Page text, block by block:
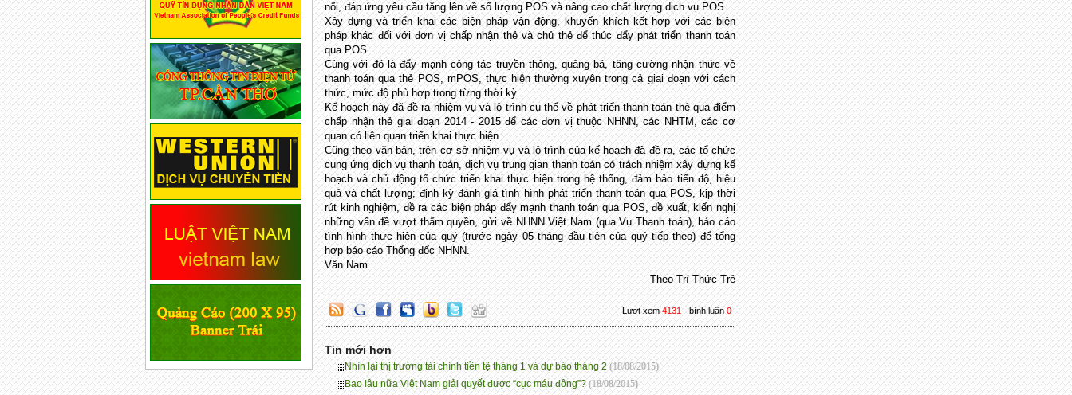
nối, đáp ứng yêu cầu tăng lên về số lượng POS và nâng cao chất lượng dịch vụ POS.
Xây dựng và triển khai các biện pháp vận động, khuyến khích kết hợp với các biện
pháp khác đối với đơn vị chấp nhận thẻ và chủ thẻ để thúc đẩy phát triển thanh toán
qua POS.
Cùng với đó là đẩy mạnh công tác truyền thông, quảng bá, tăng cường nhận thức về
thanh toán qua thẻ POS, mPOS, thực hiện thường xuyên trong cả giai đoạn với cách
thức, mức độ phù hợp trong từng thời kỳ.
Kế hoạch này đã đề ra nhiệm vụ và lộ trình cụ thể về phát triển thanh toán thẻ qua điểm
chấp nhận thẻ giai đoạn 2014 - 2015 để các đơn vị thuộc NHNN, các NHTM, các cơ
quan có liên quan triển khai thực hiện.
Cũng theo văn bản, trên cơ sở nhiệm vụ và lộ trình của kế hoạch đã đề ra, các tổ chức
cung ứng dịch vụ thanh toán, dịch vụ trung gian thanh toán có trách nhiệm xây dựng kế
hoạch và chủ động tổ chức triển khai thực hiện trong hệ thống, đảm bảo tiến độ, hiệu
quả và chất lượng; định kỳ đánh giá tình hình phát triển thanh toán qua POS, kịp thời
rút kinh nghiệm, đề ra các biện pháp đẩy mạnh thanh toán qua POS, đề xuất, kiến nghị
những vấn đề vượt thẩm quyền, gửi về NHNN Việt Nam (qua Vụ Thanh toán), báo cáo
tình hình thực hiện của quý (trước ngày 05 tháng đầu tiên của quý tiếp theo) để tổng
hợp báo cáo Thống đốc NHNN.
Văn Nam
Theo Trí Thức Trẻ
bình luận0
Lượt xem4131
Tin mới hơn
Nhìn lại thị trường tài chính tiền tệ tháng 1 và dự báo tháng 2(18/08/2015)
Bao lâu nữa Việt Nam giải quyết được “cục máu đông”?(18/08/2015)